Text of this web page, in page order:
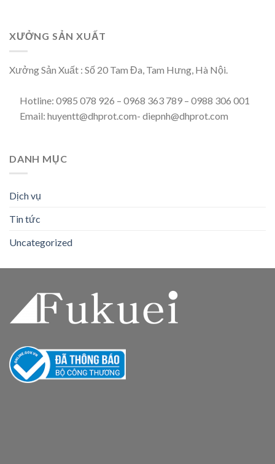
XƯỞNG SẢN XUẤT
Xưởng Sản Xuất : Số 20 Tam Đa, Tam Hưng, Hà Nội.
Hotline: 0985 078 926 – 0968 363 789 – 0988 306 001
Email: huyentt@dhprot.com- diepnh@dhprot.com
DANH MỤC
Dịch vụ
Tin tức
Uncategorized